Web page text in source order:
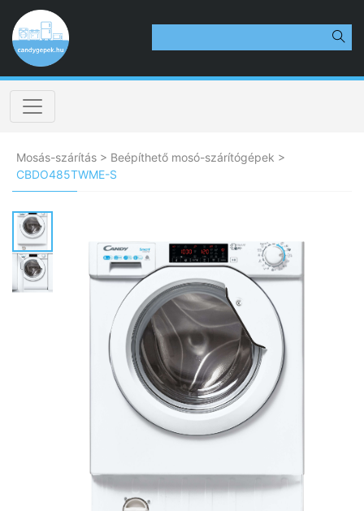
Mosás-szárítás > Beépíthető mosó-szárítógépek >
CBDO485TWME-S